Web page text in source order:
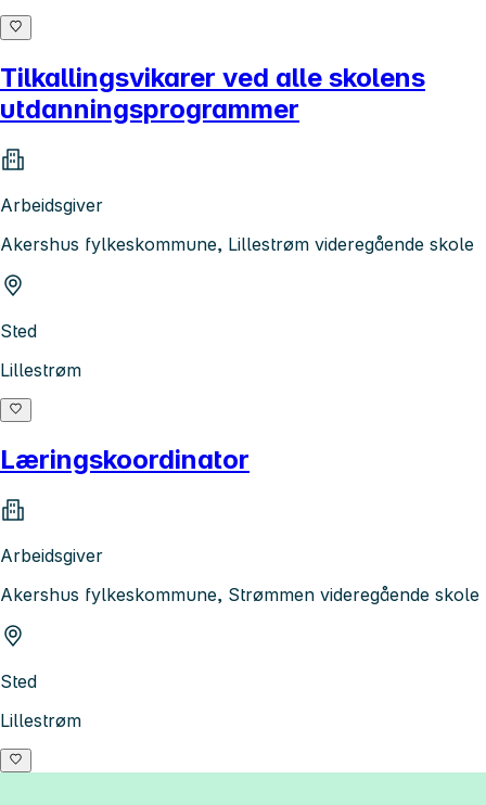
Tilkallingsvikarer ved alle skolens
utdanningsprogrammer
Arbeidsgiver
Akershus fylkeskommune, Lillestrøm videregående skole
Sted
Lillestrøm
Læringskoordinator
Arbeidsgiver
Akershus fylkeskommune, Strømmen videregående skole
Sted
Lillestrøm